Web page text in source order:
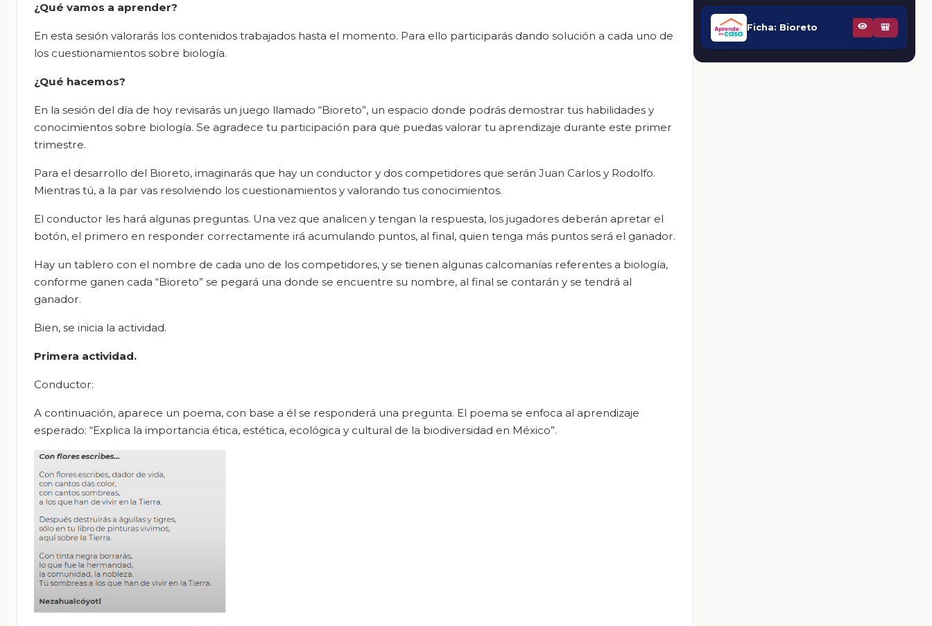
¿Qué vamos a aprender?
En esta sesión valorarás los contenidos trabajados hasta el momento. Para ello participarás dando solución a cada uno de
los cuestionamientos sobre biología.
¿Qué hacemos?
En la sesión del día de hoy revisarás un juego llamado “Bioreto”, un espacio donde podrás demostrar tus habilidades y
conocimientos sobre biología. Se agradece tu participación para que puedas valorar tu aprendizaje durante este primer
trimestre.
Para el desarrollo del Bioreto, imaginarás que hay un conductor y dos competidores que serán Juan Carlos y Rodolfo.
Mientras tú, a la par vas resolviendo los cuestionamientos y valorando tus conocimientos.
El conductor les hará algunas preguntas. Una vez que analicen y tengan la respuesta, los jugadores deberán apretar el
botón, el primero en responder correctamente irá acumulando puntos, al final, quien tenga más puntos será el ganador.
Hay un tablero con el nombre de cada uno de los competidores, y se tienen algunas calcomanías referentes a biología,
conforme ganen cada “Bioreto” se pegará una donde se encuentre su nombre, al final se contarán y se tendrá al
ganador.
Bien, se inicia la actividad.
Primera actividad.
Conductor:
A continuación, aparece un poema, con base a él se responderá una pregunta. El poema se enfoca al aprendizaje
esperado: “Explica la importancia ética, estética, ecológica y cultural de la biodiversidad en México”.
Ficha: Bioreto 🎒